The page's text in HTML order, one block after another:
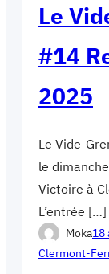
Le
#14
2025
Le Vide-
le
Victoire à
L’entrée […]
Moka18
Clermont-